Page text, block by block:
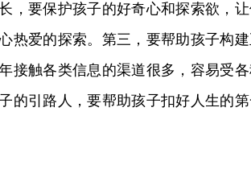
，要保护孩子的好奇心和探索欲，
热爱的探索。第三，要帮助孩子构
接触各类信息的渠道很多，容易受
的引路人，要帮助孩子扣好人生的